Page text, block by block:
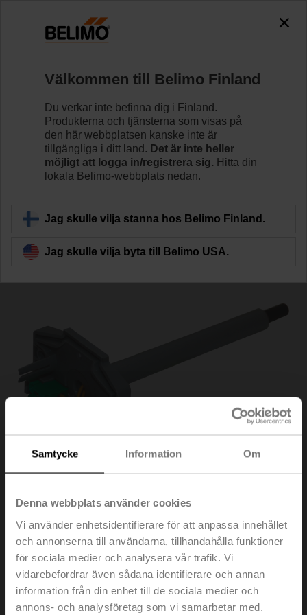
Samtycke Information Om
Denna webbplats använder cookies
Vi använder enhetsidentifierare för att anpassa innehållet
och annonserna till användarna, tillhandahålla funktioner
för sociala medier och analysera vår trafik. Vi
vidarebefordrar även sådana identifierare och annan
information från din enhet till de sociala medier och
annons- och analysföretag som vi samarbetar med.
accessing the absolute URL
"https://www.belimo.com/fi/sv_SE/~mgnlArea=cookies~".
Spjällställdon Tillbehör
ZBAT95/9
Tillbaka till produktkategori
ZBAT95/9
Reservutlösningselement för BAT, Temperatur i kanal
95°C (färg grå), Sondlängd 90 mm
Välkommen till Belimo Finland
Du verkar inte befinna dig i Finland.
Produkterna och tjänsterna som visas på
den här webbplatsen kanske inte är
tillgängliga i ditt land. Det är inte heller
möjligt att logga in/registrera sig. Hitta din
lokala Belimo-webbplats nedan.
Jag skulle vilja stanna hos Belimo Finland.
Jag skulle vilja byta till Belimo USA.